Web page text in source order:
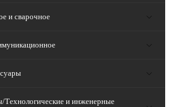
и сварочное
и инженерные